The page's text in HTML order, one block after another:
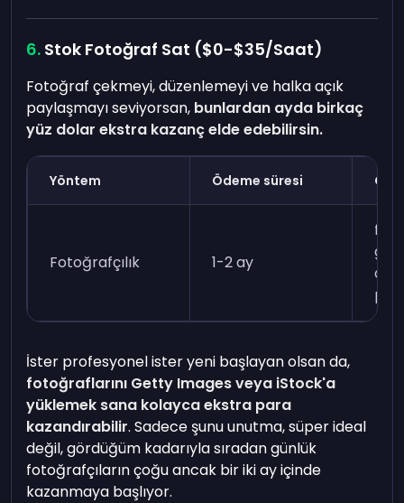
Stok Fotoğraf Sat ($0-$35/Saat)
Fotoğraf çekmeyi, düzenlemeyi ve halka açık
paylaşmayı seviyorsan, bunlardan ayda birkaç
yüz dolar ekstra kazanç elde edebilirsin.
Yöntem Ödeme süresi
Fotoğrafçılık 1-2 ay
İster profesyonel ister yeni başlayan olsan da,
fotoğraflarını Getty Images veya iStock'a
yüklemek sana kolayca ekstra para
kazandırabilir. Sadece şunu unutma, süper ideal
değil, gördüğüm kadarıyla sıradan günlük
fotoğrafçıların çoğu ancak bir iki ay içinde
kazanmaya başlıyor.